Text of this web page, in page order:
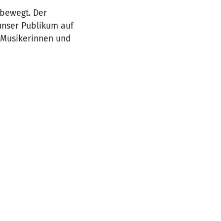
Der
Publikum auf
und